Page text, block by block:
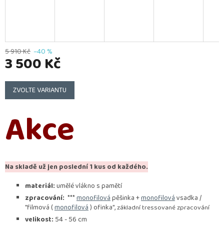
5 910 Kč –40 %
3 500 Kč
Měrná
cena:
ZVOLTE VARIANTU
Akce
Na skladě už jen poslední 1 kus od každého.
materiál:umělé vlákno s pamětí
zpracování: ***monofilovápěšinka +monofilovávsadka /
"filmová (monofilová) ofinka",základní tressované zpracování
velikost: 54 - 56 cm